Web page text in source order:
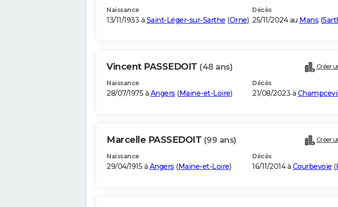
Naissance
13/11/1933 à Saint-Léger-sur-Sarthe (Orne)
Décès
25/11/2024 au Mans (
Vincent PASSEDOIT (48 ans) Créer
Naissance
28/07/1975 à Angers (Maine-et-Loire)
Décès
21/08/2023 à
Marcelle PASSEDOIT (99 ans) Créer
Naissance
29/04/1915 à Angers (Maine-et-Loire)
Décès
16/11/2014 à Courbevoie (